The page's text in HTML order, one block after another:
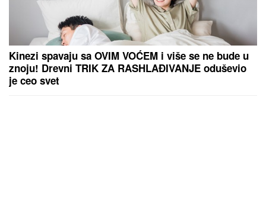
Kinezi spavaju sa OVIM VOĆEM i više se ne bude u
znoju! Drevni TRIK ZA RASHLAĐIVANJE oduševio
je ceo svet